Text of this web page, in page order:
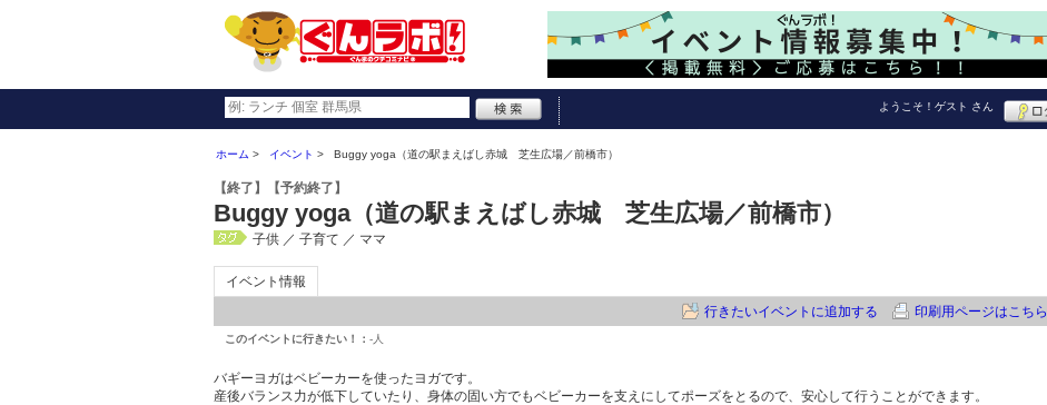
ようこそ！ ゲスト さん
ホーム イベント Buggy yoga（道の駅まえばし赤城 芝生広場／前橋市）
【終了】 【予約終了】
Buggy yoga（道の駅まえばし赤城 芝生広場／前橋市）
子供 ／ 子育て ／ ママ
イベント情報
行きたいイベントに追加する
印刷用ページはこちら
このイベントに行きたい！： -人
バギーヨガはベビーカーを使ったヨガです。
産後バランス力が低下していたり、身体の固い方でもベビーカーを支えにしてポーズをとるので、安心して行うことができます。